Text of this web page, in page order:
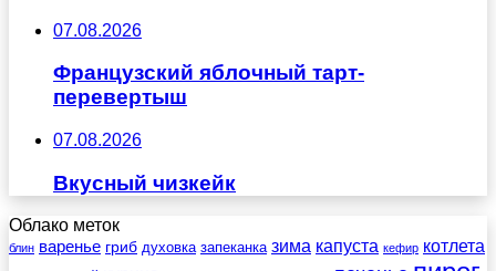
07.08.2026
Французский яблочный тарт-
перевертыш
07.08.2026
Вкусный чизкейк
Облако меток
блин варенье гриб духовка запеканка зима капуста кефир котлета